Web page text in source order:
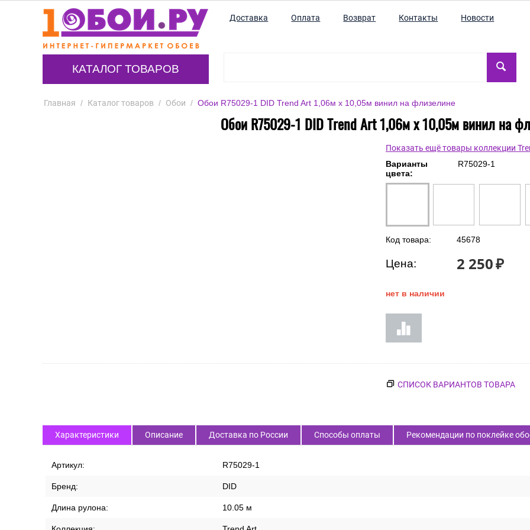
КАТАЛОГ ТОВАРОВ
Доставка Оплата Возврат Контакты Новости
Главная / Каталог товаров / Обои / Обои R75029-1 DID Trend Art 1,06м х 10,05м винил на флизелине
Обои R75029-1 DID Trend Art 1,06м х 10,05м винил на
Показать ещё товары коллекции
Варианты
цвета:
R75029-1
Код товара: 45678
Цена: 2 250₽
нет в наличии
СПИСОК ВАРИАНТОВ ТОВАРА
Характеристики Описание Доставка по России Способы оплаты Рекомендации по поклейке
Артикул: R75029-1
Бренд: DID
Длина рулона: 10.05 м